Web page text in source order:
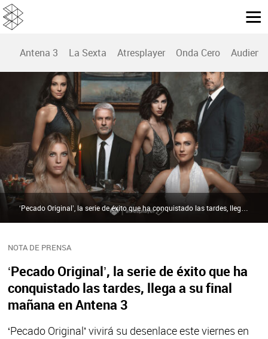
Antena 3 La Sexta Atresplayer Onda Cero
NOTA DE PRENSA
‘Pecado Original’, la serie de éxito que ha
conquistado las tardes, llega a su final
mañana en Antena 3
‘Pecado Original’ vivirá su desenlace este viernes en
‘Pecado Original’, la serie de éxito que ha conquistado las tardes, llega a su final mañana en Antena 3 | ATRESMEDIA